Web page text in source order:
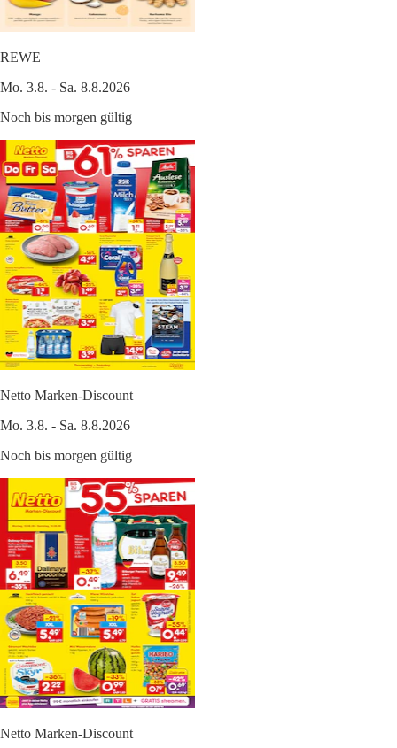
REWE
Mo. 3.8. - Sa. 8.8.2026
Noch bis morgen gültig
Netto Marken-Discount
Mo. 3.8. - Sa. 8.8.2026
Noch bis morgen gültig
Netto Marken-Discount